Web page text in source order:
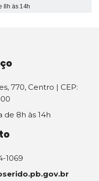
8h às 14h
770, Centro | CEP:
de 8h às 14h
1069